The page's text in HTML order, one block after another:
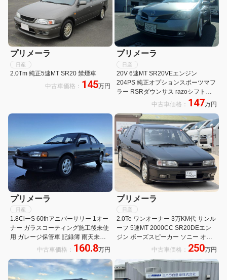
プリメーラ
日産
2.0Tm 純正5速MT SR20 禁煙車
中古車価格： 145万円
プリメーラ
日産
20V 6速MT SR20VEエンジン
204PS 純正オプションスポーツマフ
ラー RSRダウンサス razoシフトノ
ブ 実走行44000キロ
中古車価格： 147万円
プリメーラ
日産
1.8CiーS 60thアニバーサリー 1オー
ナー ガラスコーティング施工後未使
用 ガレージ保管車 記録簿 雨天未使
用 フルオリジナル
中古車価格： 160.8万円
プリメーラ
日産
2.0Te ワンオーナー 3万KM代 サンル
ーフ 5速MT 2000CC SR20DEエン
ジン ボーズスピーカー ソニー オー
ディオ MDXーC8000 ソニー ロータ
リーコマンダー RMーX25 オートエ
アコン
中古車価格： 250万円